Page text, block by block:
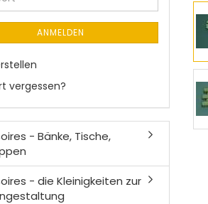
ANMELDEN
vergessen?
- Bänke, Tische,
- die Kleinigkeiten zur